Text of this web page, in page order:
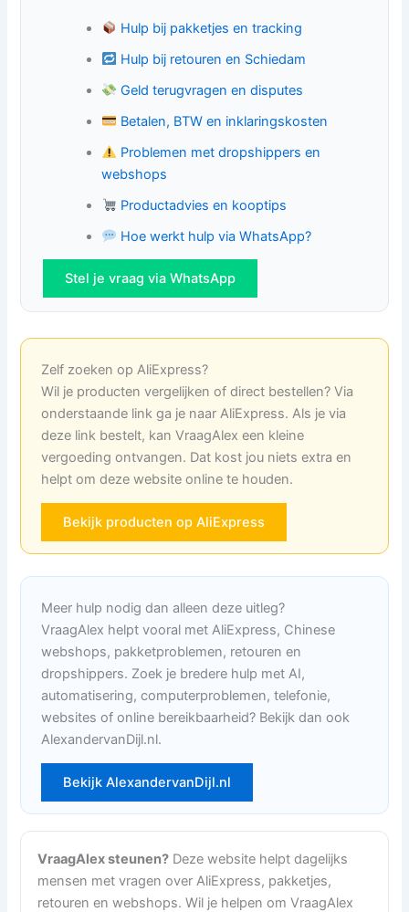
Hulp bij pakketjes en tracking
Hulp bij retouren en Schiedam
Geld terugvragen en disputes
Betalen, BTW en inklaringskosten
Problemen met dropshippers en
webshops
Productadvies en kooptips
Hoe werkt hulp via WhatsApp?
Stel je vraag via WhatsApp
Zelf zoeken op AliExpress?
Wil je producten vergelijken of direct bestellen? Via
onderstaande link ga je naar AliExpress. Als je via
deze link bestelt, kan VraagAlex een kleine
vergoeding ontvangen. Dat kost jou niets extra en
helpt om deze website online te houden.
Bekijk producten op AliExpress
Meer hulp nodig dan alleen deze uitleg?
VraagAlex helpt vooral met AliExpress, Chinese
webshops, pakketproblemen, retouren en
dropshippers. Zoek je bredere hulp met AI,
automatisering, computerproblemen, telefonie,
websites of online bereikbaarheid? Bekijk dan ook
AlexandervanDijl.nl.
Bekijk AlexandervanDijl.nl
VraagAlex steunen? Deze website helpt dagelijks
mensen met vragen over AliExpress, pakketjes,
retouren en webshops. Wil je helpen om VraagAlex